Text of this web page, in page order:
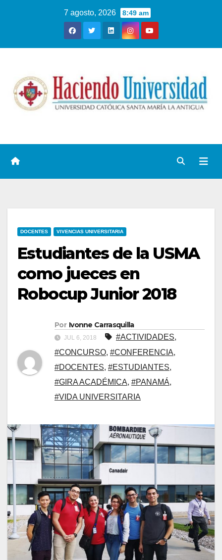
7 agosto, 2026 8:49 am
DOCENTES VIVENCIAS UNIVERSITARIA
Estudiantes de la USMA
como jueces en
Robocup Junior 2018
Por Ivonne Carrasquilla
JUL 6, 2018 #ACTIVIDADES,
#CONCURSO, #CONFERENCIA,
#DOCENTES, #ESTUDIANTES,
#GIRA ACADÉMICA, #PANAMÁ,
#VIDA UNIVERSITARIA